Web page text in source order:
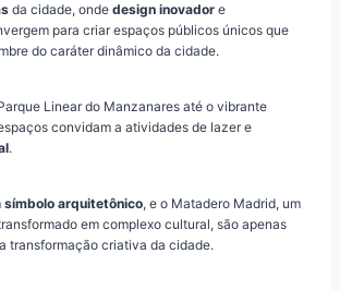
da cidade, onde design inovador e
para criar espaços públicos únicos que
do caráter dinâmico da cidade.
Linear do Manzanares até o vibrante
convidam a atividades de lazer e
.
símbolo arquitetônico, e o Matadero Madrid, um
em complexo cultural, são apenas
transformação criativa da cidade.